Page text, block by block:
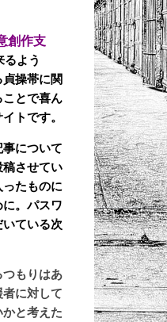
創作支
よう
操帯に関
とで喜ん
トです。
について
させてい
たものに
。パスワ
ている次
もりはあ
に対して
と考えた